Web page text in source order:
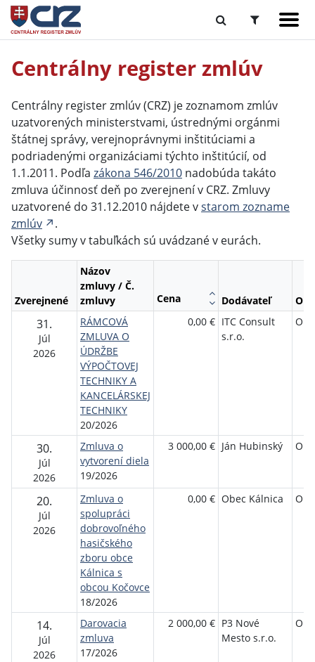
Centrálny register zmlúv
Centrálny register zmlúv (CRZ) je zoznamom zmlúv
uzatvorených ministerstvami, ústrednými orgánmi
štátnej správy, verejnoprávnymi inštitúciami a
podriadenými organizáciami týchto inštitúcií, od
1.1.2011. Podľa zákona 546/2010 nadobúda takáto
zmluva účinnosť deň po zverejnení v CRZ. Zmluvy
uzatvorené do 31.12.2010 nájdete vstarom zozname
zmlúv
.
Všetky sumy v tabuľkách sú uvádzané v eurách.
Zverejnené
Názov
zmluvy / Č.
zmluvy
Cena Dodávateľ
31.
Júl
2026
RÁMCOVÁ
ZMLUVA O
ÚDRŽBE
VÝPOČTOVEJ
TECHNIKY A
KANCELÁRSKEJ
TECHNIKY
20/2026
0,00 € ITC Consult
s.r.o.
30.
Júl
2026
Zmluva o
vytvorení diela
19/2026
3 000,00 € Ján Hubinský
20.
Júl
2026
Zmluva o
spolupráci
dobrovoľného
hasičského
zboru obce
Kálnica s
obcou Kočovce
18/2026
0,00 € Obec Kálnica
14.
Júl
2026
Darovacia
zmluva
17/2026
2 000,00 € P3 Nové
Mesto s.r.o.